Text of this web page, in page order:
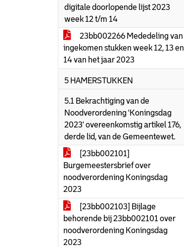
digitale doorlopende lijst 2023
week 12 t/m 14
23bb002266 Mededeling van
ingekomen stukken week 12, 13 en
14 van het jaar 2023
5 HAMERSTUKKEN
5.1 Bekrachtiging van de
Noodverordening 'Koningsdag
2023' overeenkomstig artikel 176,
derde lid, van de Gemeentewet.
[23bb002101]
Burgemeestersbrief over
noodverordening Koningsdag
2023
[23bb002103] Bijlage
behorende bij 23bb002101 over
noodverordening Koningsdag
2023